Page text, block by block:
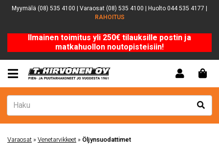
Myymälä (08) 535 4100 | Varaosat (08) 535 4100 | Huolto 044 535 4177 |
RAHOITUS
Ilmainen toimitus yli 250€ tilauksille postin ja
matkahuollon noutopisteisiin!
Varaosat »Venetarvikkeet » Öljynsuodattimet